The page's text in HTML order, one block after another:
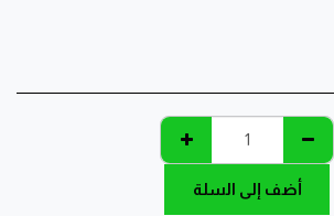
أضف إلى السلة